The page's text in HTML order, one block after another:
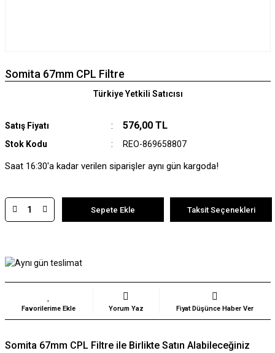
Somita 67mm CPL Filtre
Satış Fiyatı 576,00 TL
Stok Kodu REO-869658807
Türkiye Yetkili Satıcısı
Saat 16:30'a kadar verilen siparişler aynı gün kargoda!
Sepete Ekle Taksit Seçenekleri
Yorum Yaz Fiyat Düşünce Haber Ver
Somita 67mm CPL Filtre ile Birlikte Satın Alabileceğiniz